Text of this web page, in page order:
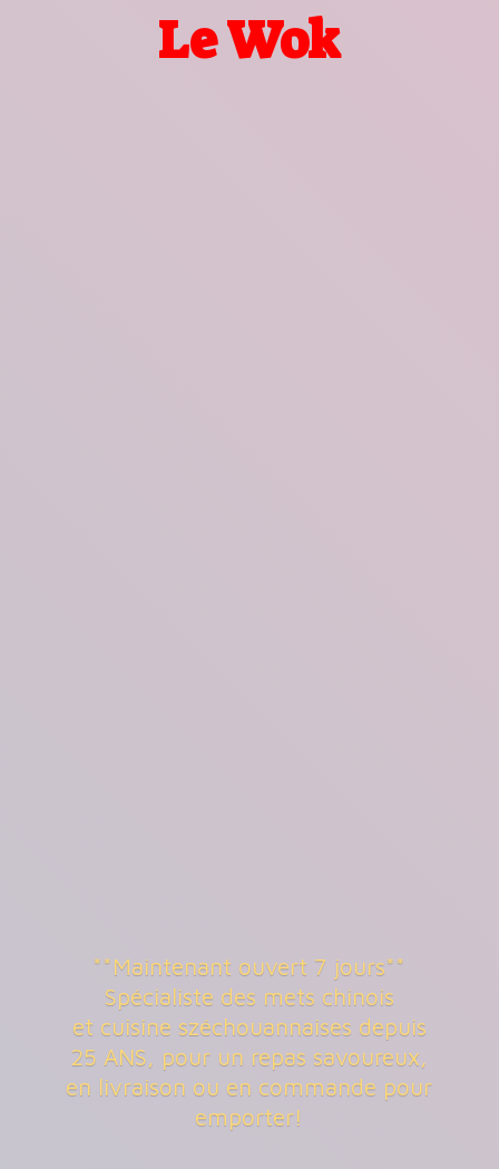
Le Wok
**Maintenant ouvert 7 jours**
Spécialiste des mets chinois
et cuisine széchouannaises depuis
25 ANS, pour un repas savoureux,
en livraison ou en commande pour
emporter!